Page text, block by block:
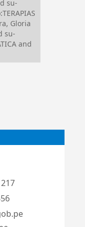
su-
Gloria
su-
and